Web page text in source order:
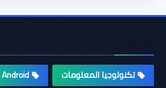
تكنولوجيا المعلومات Android